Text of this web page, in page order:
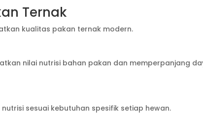
Ternak
kualitas pakan ternak modern.
nilai nutrisi bahan pakan dan memperpanjang
sesuai kebutuhan spesifik setiap hewan.